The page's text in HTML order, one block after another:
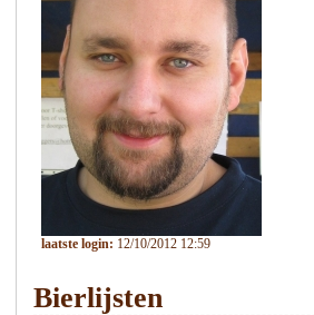
laatste login: 12/10/2012 12:59
Bierlijsten